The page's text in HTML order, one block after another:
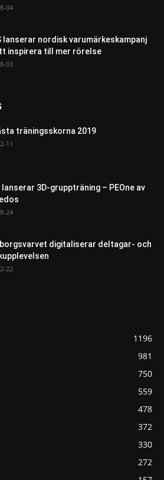
04
lanserar nordisk varumärkeskampanj
inspirera till mer rörelse
03
träningsskorna 2019
11
3D-gruppträning – PEOne av
24
digitaliserar deltagar- och
22
1196
981
750
559
478
372
330
272